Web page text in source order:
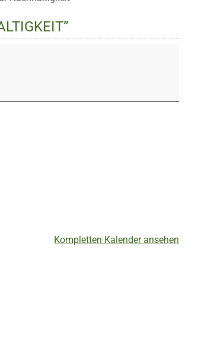
Kompletten Kalender ansehen